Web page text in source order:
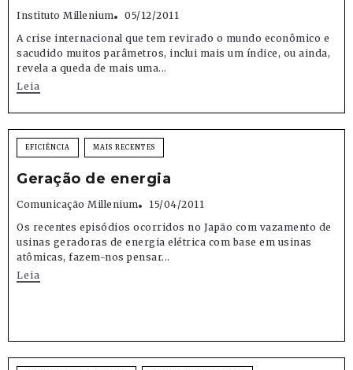
Instituto Millenium
05/12/2011
A crise internacional que tem revirado o mundo econômico e
sacudido muitos parâmetros, inclui mais um índice, ou ainda,
revela a queda de mais uma...
Leia
EFICIÊNCIA MAIS RECENTES
Geração de energia
Comunicação Millenium
15/04/2011
Os recentes episódios ocorridos no Japão com vazamento de
usinas geradoras de energia elétrica com base em usinas
atômicas, fazem-nos pensar...
Leia